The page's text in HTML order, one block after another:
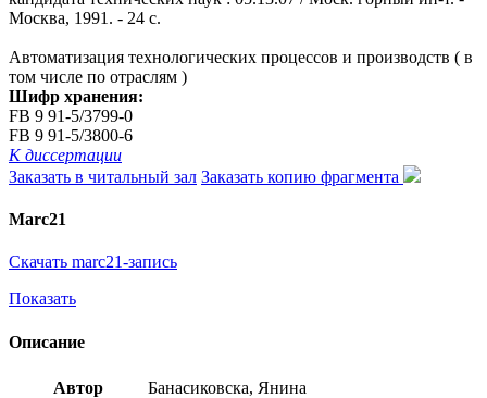
Москва, 1991. - 24 с.
Автоматизация технологических процессов и производств ( в
том числе по отраслям )
Шифр хранения:
FB 9 91-5/3799-0
FB 9 91-5/3800-6
К диссертации
Заказать в читальный зал Заказать копию фрагмента
Marc21
Скачать marc21-запись
Показать
Описание
Автор Банасиковска, Янина